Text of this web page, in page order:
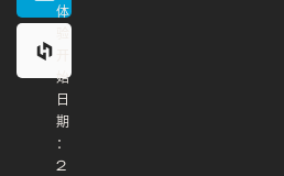
体
始
日
期
：
2